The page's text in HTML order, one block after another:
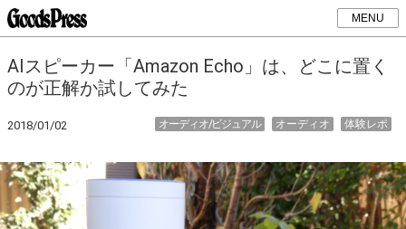
MENU
AIスピーカー「Amazon Echo」は、どこに置く
のが正解か試してみた
2018/01/02 体験レポ
オーディオ
オーディオ/ビジュアル